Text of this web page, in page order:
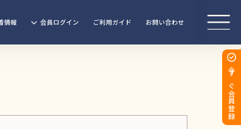
情報 会員ログイン ご利用ガイド お問い合わせ
今すぐ会員登録